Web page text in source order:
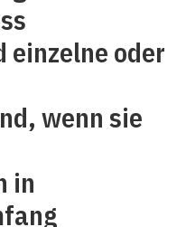
einzelne oder
wenn sie
in